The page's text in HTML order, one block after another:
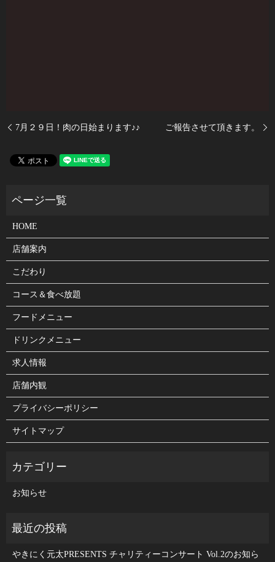
7月２９日！肉の日始まります♪♪ ご報告させて頂きます。
HOME
店舗案内
こだわり
コース＆食べ放題
フードメニュー
ドリンクメニュー
求人情報
店舗内観
プライバシーポリシー
サイトマップ
お知らせ
やきにく元太PRESENTS チャリティーコンサート Vol.2のお知ら